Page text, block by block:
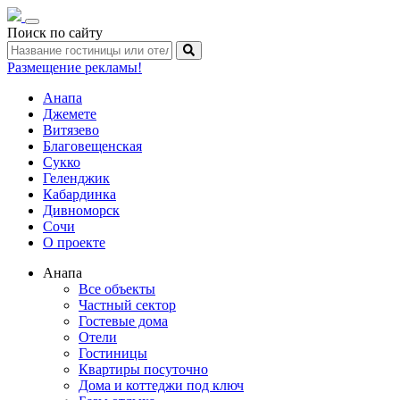
Toggle
navigation
Поиск по сайту
Размещение рекламы!
Анапа
Джемете
Витязево
Благовещенская
Сукко
Геленджик
Кабардинка
Дивноморск
Сочи
О проекте
Анапа
Все объекты
Частный сектор
Гостевые дома
Отели
Гостиницы
Квартиры посуточно
Дома и коттеджи под ключ